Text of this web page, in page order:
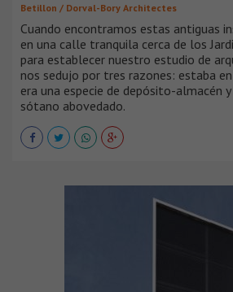
Betillon / Dorval-Bory Architectes
Cuando encontramos estas antiguas
en una calle tranquila cerca de los
para establecer nuestro estudio de
nos sedujo por tres razones: estaba
era una especie de depósito-almacén
sótano abovedado.